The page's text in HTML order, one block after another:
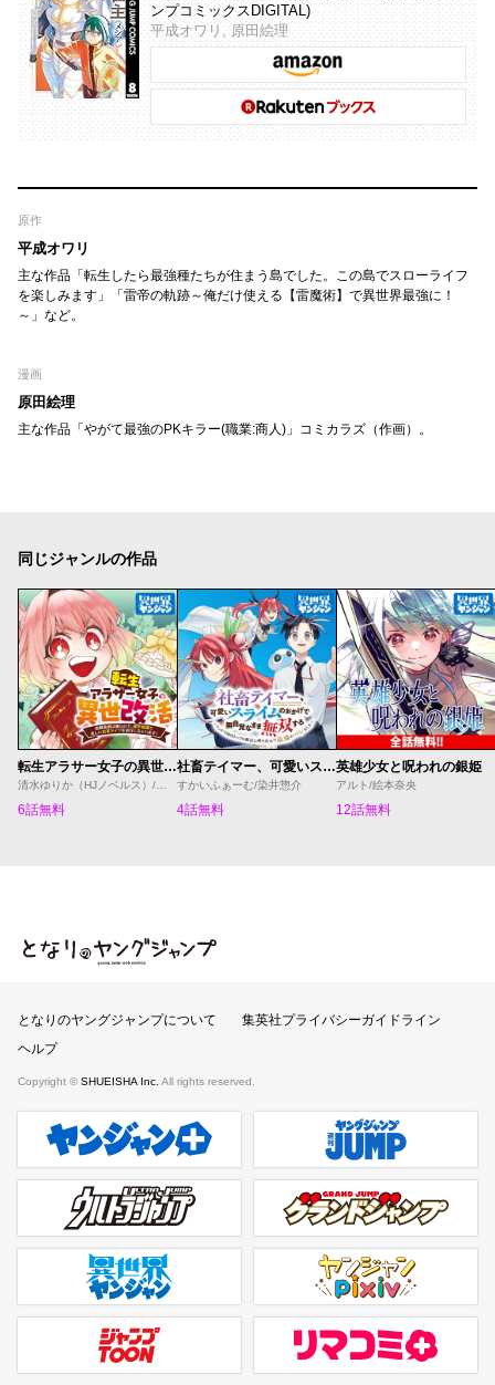
ンプコミックスDIGITAL)
平成オワリ, 原田絵理
原作
平成オワリ
主な作品「転生したら最強種たちが住まう島でした。この島でスローライフ
を楽しみます」「雷帝の軌跡～俺だけ使える【雷魔術】で異世界最強に！
～」など。
漫画
原田絵理
主な作品「やがて最強のPKキラー(職業:商人)」コミカラズ（作画）。
同じジャンルの作品
転生アラサー女子の異世改活 政略結婚は嫌なので、雑学知識で楽しい改革ライフを決行しちゃいます！
6話無料
社畜テイマー、可愛いスライムのおかげで無自覚なまま無双する～うっかり国内トップの配信に映り込んで最強がバレました～
すかいふぁーむ/染井惣介
4話無料
英雄少女と呪われの銀姫
アルト/絵本奈央
12話無料
となりのヤングジャンプ
となりのヤングジャンプについて
集英社プライバシーガイドライン
ヘルプ
Copyright © SHUEISHA Inc. All rights reserved.
ヤンジャンプラス 週刊ヤングジャンプ公式サイト
ウルトラジャンプ グランドジャンプ
異世界ヤンジャン ヤンジャンpixiv
ジャンプTOON リマコミ＋